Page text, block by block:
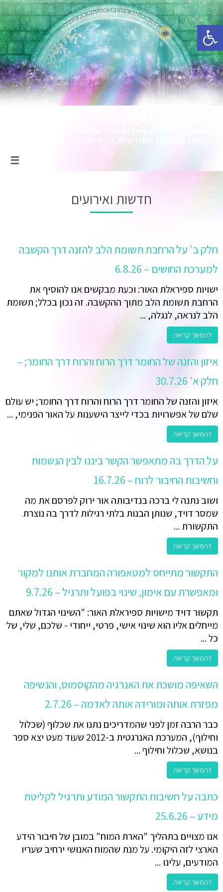
פתח סרגל נגישות
חדשות ואירועים
חלק ב' על הרחבת תשומת הלב להזנה דרך הקשבה
למערכת החושים – 6.8.26
ישויות ספיראלת האור: וכעת מבקשים אנו להוסיף את
הרחבת תשומת הלב מתוך ההקשבה. זה נכון בכלל; תשומת
הלב לנראה, לנגלה, ...
להמשך קריאה
איזון והזנה של החומר דרך הרוח והרוח דרך החומר; –
חלק א' 30.7.26
איזון והזנה של החומר דרך הרוח והרוח דרך החומר; יש עולם
שלם של אפשרויות בכדי לייצר הישענות על האור הפנימי, ...
להמשך קריאה
על הדרך בה מתאפשר הקשר ביננו לבין הנשמות
וחשיבות החיבור לרוח – 16.7.26
ושוב נתנה לי ברכה בנדיבותה אור ירוק לפרסם את מה
שמסר דויד, שנותן הבנות בלתי רגילות לדרך בה נוצרת
התקשורת ...
להמשך קריאה
התקשור מתייחס למטאפורה המחברת אותנו למקור
ומאפשרת עם אימון, שינוי בפועל ותרגיל – 9.7.26
תקשור דויד מישויות ספיראלת האור: "השינוי הגדול שאתם
מייחלים אליו הוא שינוי אישי, פרטי, ייחודי - שלכם, שלי, של
כל ...
להמשך קריאה
השאיפה מושכת את האנרגיה מהקוסמוס, והנשיפה
מפזרת אותה ומורידה אותה לאדמה – 2.7.26
כבר הרבה זמן לפני שהמדריכים נתנו את שכלוף (שכלול
וחילוף), המערכת האנרגטית ב-2012 שעוד מעט יצא ספר
בנושא, שכלול וחילוף ...
להמשך קריאה
כתבה על חשיבות התקשור המודע ותרגיל לקליטת
מידע – 25.6.26
אנו מצויים בתהליך "הארת המוח" במובן של חיבור הידע
הארצי לזה היקומי. על מנת שהמוח האנושי ירחיב שעריו
המודעים, עלינו ...
להמשך קריאה